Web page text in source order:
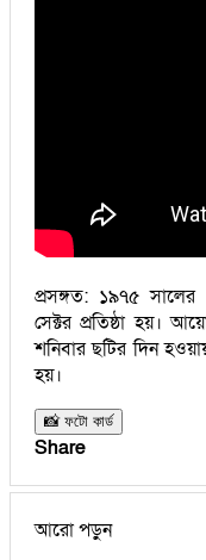
প্রসঙ্গত: ১৯৭৫ সালের
সেক্টর প্রতিষ্ঠা হয়।
শনিবার ছটির দিন
হয়।
📸 ফটো কার্ড
Share
আরো পড়ুন